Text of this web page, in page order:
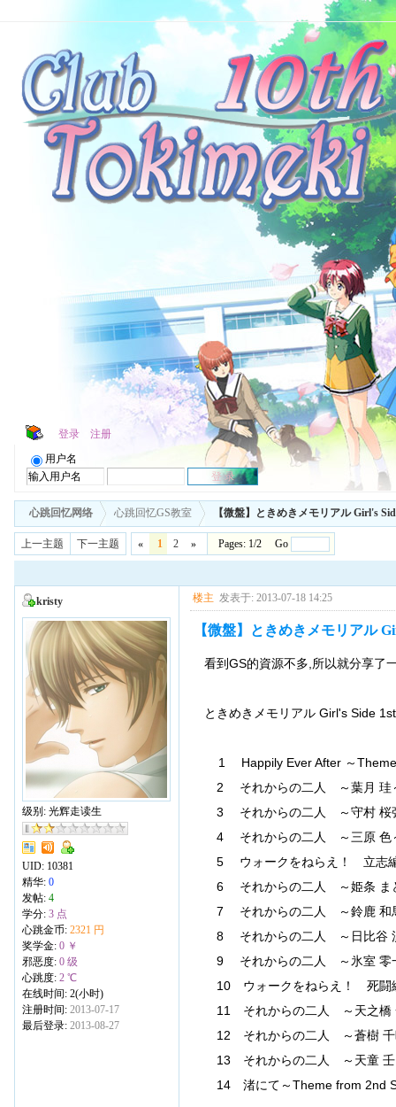
登录 注册
用户名
心跳回忆网络 心跳回忆GS教室 【微盤】ときめきメモリアル Girl's
上一主题 下一主题 « 1 2 » Pages: 1/2 Go
kristy
级别: 光辉走读生
UID: 10381
精华: 0
发帖: 4
学分: 3 点
心跳金币: 2321 円
奖学金: 0 ￥
邪恶度: 0 级
心跳度: 2 ℃
在线时间: 2(小时)
注册时间: 2013-07-17
最后登录: 2013-08-27
楼主 发表于: 2013-07-18 14:25
【微盤】ときめきメモリアル
看到GS的資源不多,所以就分享了
ときめきメモリアル Girl's Side
1 Happily Ever After ～Theme
2 それからの二人 ～葉月 珪
3 それからの二人 ～守村 桜
4 それからの二人 ～三原 色
5 ウォークをねらえ！ 立志
6 それからの二人 ～姫条 ま
7 それからの二人 ～鈴鹿 和
8 それからの二人 ～日比谷
9 それからの二人 ～氷室 零
10 ウォークをねらえ！ 死闘
11 それからの二人 ～天之橋
12 それからの二人 ～蒼樹 千
13 それからの二人 ～天童 壬
14 渚にて～Theme from 2nd